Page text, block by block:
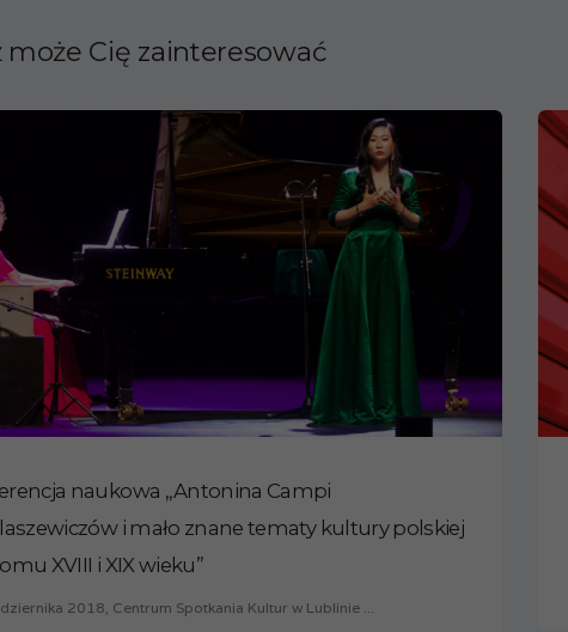
może Cię zainteresować
naukowa „Antonina Campi
i mało znane tematy kultury polskiej
XVIII i XIX wieku”
2018, Centrum Spotkania Kultur w Lublinie ...